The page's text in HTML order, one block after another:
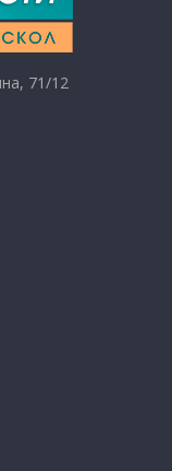
71/12